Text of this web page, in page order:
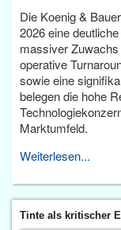
Die Koenig &
2026 eine
massiver
operative
sowie eine
belegen die hohe
Marktumfeld.
Weiterlesen...
Tinte als kritischer